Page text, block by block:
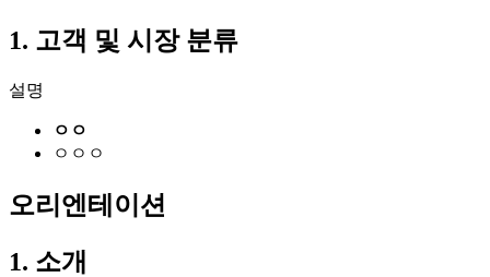
1. 고객 및 시장 분류
설명
ㅇㅇ
ㅇㅇㅇ
오리엔테이션
1. 소개